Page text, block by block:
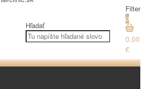
Hľadať
Filter
0
0.00
€